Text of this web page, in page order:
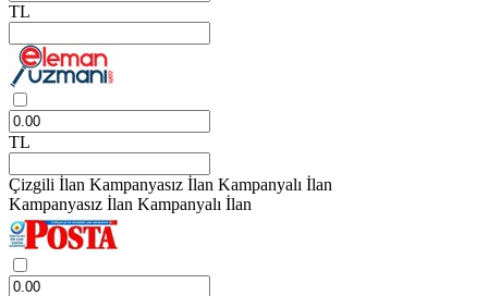
TL
TL
Çizgili İlan Kampanyasız İlan Kampanyalı İlan
Kampanyasız İlan Kampanyalı İlan